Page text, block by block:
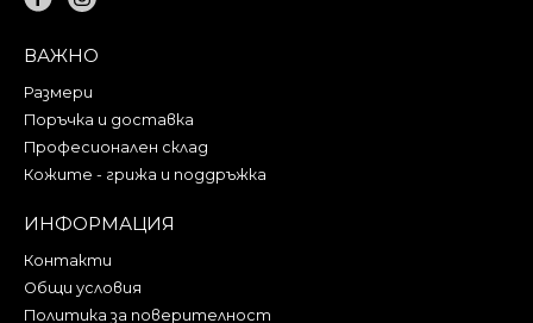
ВАЖНО
Размери
Поръчка и доставка
Професионален склад
Кожите - грижа и поддръжка
ИНФОРМАЦИЯ
Контакти
Общи условия
Политика за поверителност